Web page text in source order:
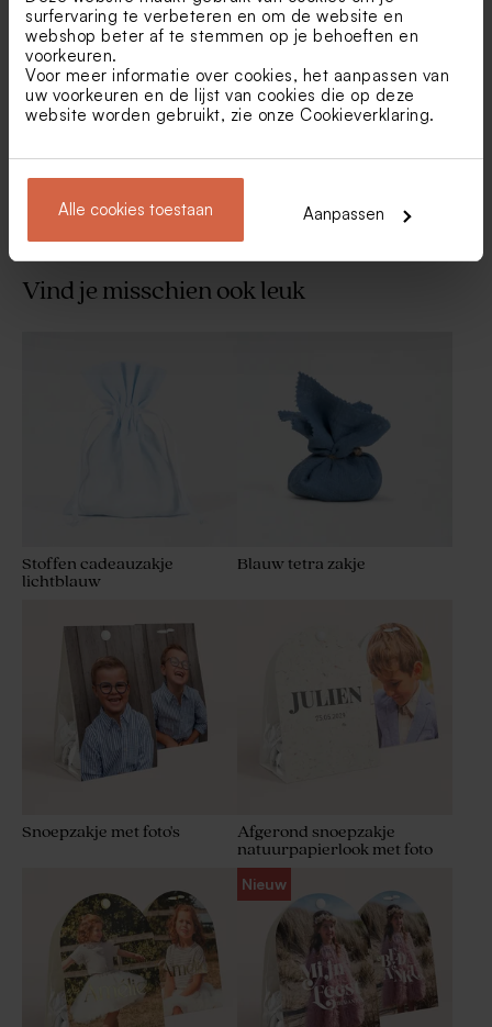
surfervaring te verbeteren en om de website en
webshop beter af te stemmen op je behoeften en
voorkeuren.
Voor meer informatie over cookies, het aanpassen van
uw voorkeuren en de lijst van cookies die op deze
website worden gebruikt, zie onze Cookieverklaring.
Alle cookies toestaan Aanpassen
Artisanale lolly blauw met
gouden spikkeltjes
Artisanale lolly met
Nieuw
Vind je misschien ook leuk
Stoffen cadeauzakje
lichtblauw
Blauw tetra zakje
Snoepzakje met foto's
Afgerond snoepzakje
natuurpapierlook met foto
Nieuw